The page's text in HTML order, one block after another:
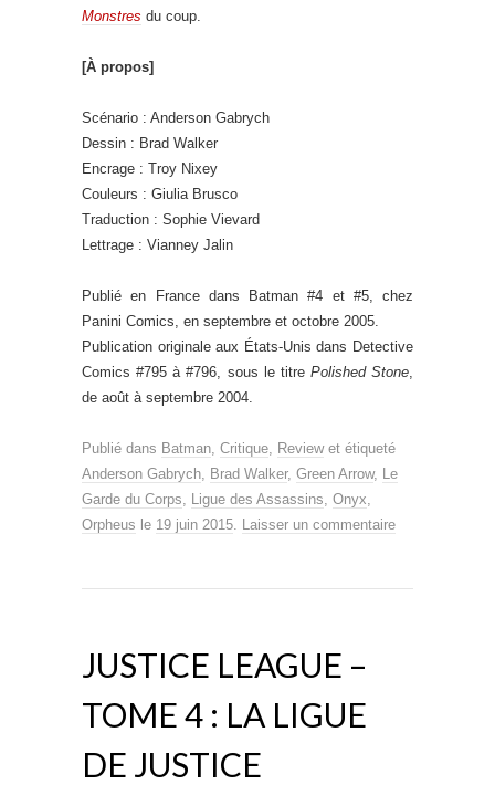
Monstres du coup.
[À propos]
Scénario : Anderson Gabrych
Dessin : Brad Walker
Encrage : Troy Nixey
Couleurs : Giulia Brusco
Traduction : Sophie Vievard
Lettrage : Vianney Jalin
Publié en France dans Batman #4 et #5, chez
Panini Comics, en septembre et octobre 2005.
Publication originale aux États-Unis dans Detective
Comics #795 à #796, sous le titre Polished Stone,
de août à septembre 2004.
Publié dans Batman, Critique, Reviewet étiqueté
Anderson Gabrych, Brad Walker, Green Arrow, Le
Garde du Corps, Ligue des Assassins, Onyx,
Orpheus le 19 juin 2015. Laisser un commentaire
JUSTICE LEAGUE –
TOME 4 : LA LIGUE
DE JUSTICE